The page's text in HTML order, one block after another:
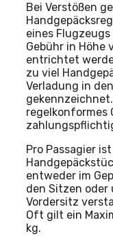
Bei Verstößen
eines
Gebühr in Höhe
entrichtet
zu viel
Verladung in
regelkonformes
Pro Passagier
entweder im
den Sitzen oder
Vordersitz
Oft gilt ein
kg.